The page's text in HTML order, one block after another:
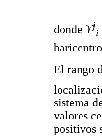
donde ϒj
i
El rango
sistema
valores
positivos